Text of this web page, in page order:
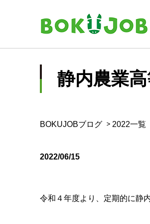
静内農業高
BOKUJOBブログ 2022一覧
2022/06/15
令和４年度より、定期的に静